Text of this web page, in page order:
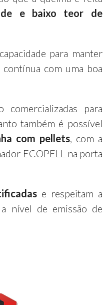
e baixo teor de
para manter
contínua com uma boa
para
também é possível
com pellets, com a
ECOPELL na porta
e respeitam a
nível de emissão de